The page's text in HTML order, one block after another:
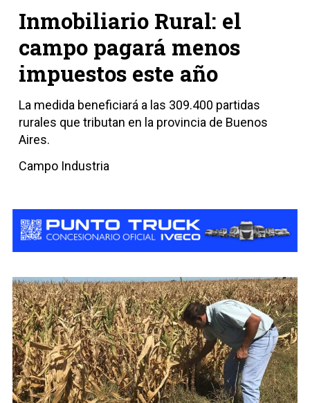
Inmobiliario Rural: el
campo pagará menos
impuestos este año
La medida beneficiará a las 309.400 partidas
rurales que tributan en la provincia de Buenos
Aires.
Campo Industria